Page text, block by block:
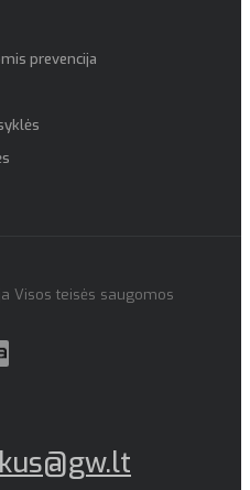
prevencija
Visos teisės saugomos